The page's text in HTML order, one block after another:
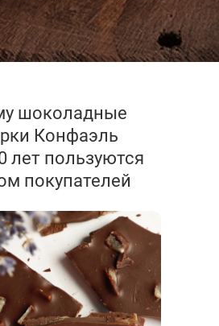
шоколадные
Конфаэль
лет пользуются
покупателей